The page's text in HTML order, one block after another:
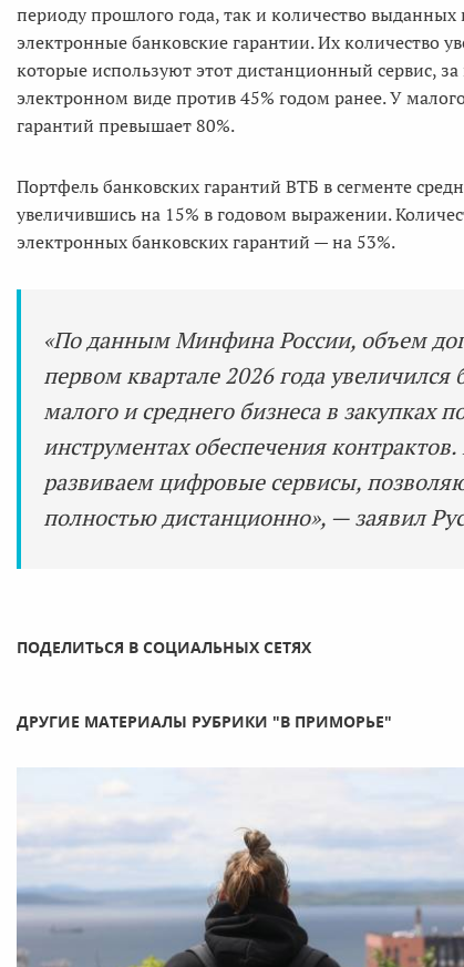
периоду прошлого года, так и количество
электронные банковские гарантии. Их количество
которые используют этот дистанционный сервис,
электронном виде против 45% годом ранее. У
гарантий превышает 80%.
Портфель банковских гарантий ВТБ в сегменте
увеличившись на 15% в годовом выражении.
электронных банковских гарантий — на 53%.
«По данным Минфина России, объем
первом квартале 2026 года
малого и среднего бизнеса в закупках
инструментах обеспечения
развиваем цифровые сервисы,
полностью дистанционно», — заявил
ПОДЕЛИТЬСЯ В СОЦИАЛЬНЫХ СЕТЯХ
ДРУГИЕ МАТЕРИАЛЫ РУБРИКИ "В ПРИМОРЬЕ"